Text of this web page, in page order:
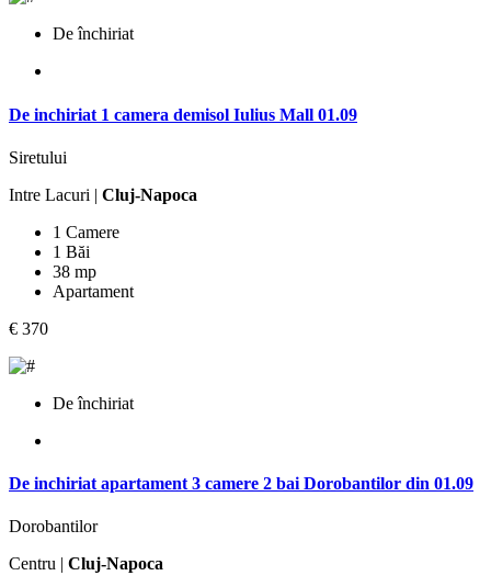
De închiriat
De inchiriat 1 camera demisol Iulius Mall 01.09
Siretului
Intre Lacuri | Cluj-Napoca
1 Camere
1 Băi
38 mp
Apartament
€ 370
De închiriat
De inchiriat apartament 3 camere 2 bai Dorobantilor din 01.09
Dorobantilor
Centru | Cluj-Napoca